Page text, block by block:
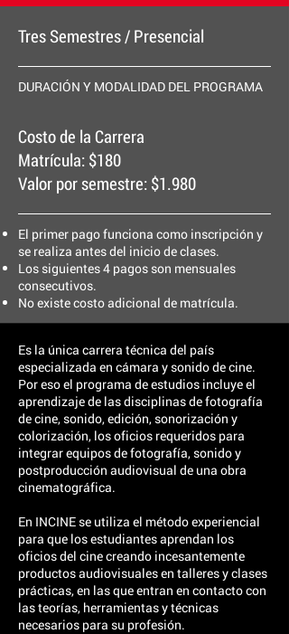
Tres Semestres / Presencial
DURACIÓN Y MODALIDAD DEL PROGRAMA
Costo de la Carrera
Matrícula: $180
Valor por semestre: $1.980
El primer pago funciona como inscripción y
se realiza antes del inicio de clases.
Los siguientes 4 pagos son mensuales
consecutivos.
No existe costo adicional de matrícula.
Es la única carrera técnica del país
especializada en cámara y sonido de cine.
Por eso el programa de estudios incluye el
aprendizaje de las disciplinas de fotografía
de cine, sonido, edición, sonorización y
colorización, los oficios requeridos para
integrar equipos de fotografía, sonido y
postproducción audiovisual de una obra
cinematográfica.
En INCINE se utiliza el método experiencial
para que los estudiantes aprendan los
oficios del cine creando incesantemente
productos audiovisuales en talleres y clases
prácticas, en las que entran en contacto con
las teorías, herramientas y técnicas
necesarios para su profesión.